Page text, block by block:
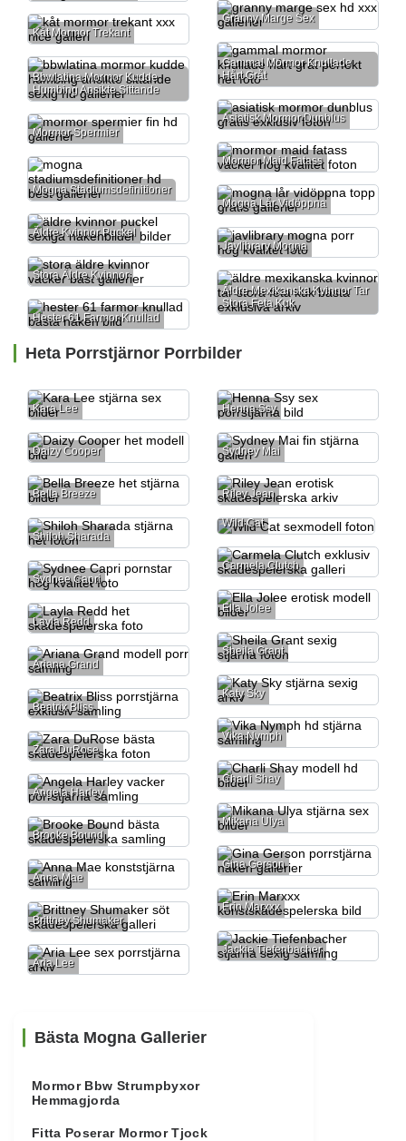
Granny Marge Sex
Kåt Mormor Trekant
Gammal Mormor Knullade
Hårt Gråt
Bbwlatina Mormor Kudde
Humbing Ansikte Sittande
Asiatisk Mormor Dunblus
Mormor Spermier
Mormor Maid Fatass
Mogna Stadiumsdefinitioner
Mogna Lår Vidöppna
Äldre Kvinnor Puckel
Javlibrary Mogna
Stora Äldre Kvinnor
Äldre Mexikanska Kvinnor Tar
Stora Feta Kuk
Hester 61 Farmor Knullad
Heta Porrstjärnor Porrbilder
Kara Lee Henna Ssy
Daizy Cooper Sydney Mai
Bella Breeze Riley Jean
Shiloh Sharada
Wild Cat
Carmela Clutch
Sydnee Capri
Ella Jolee
Layla Redd
Sheila Grant
Ariana Grand
Katy Sky
Beatrix Bliss
Vika Nymph
Zara DuRose
Charli Shay
Angela Harley
Mikana Ulya
Brooke Bound
Gina Gerson
Anna Mae
Erin Marxxx
Brittney Shumaker
Jackie Tiefenbacher
Aria Lee
Bästa Mogna Gallerier
Mormor Bbw Strumpbyxor
Hemmagjorda
Fitta Poserar Mormor Tjock